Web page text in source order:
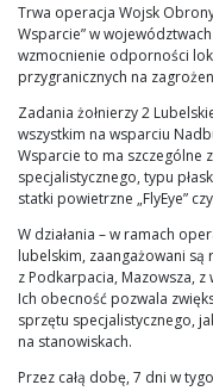
Trwa operacja Wojsk
Wsparcie” w
wzmocnienie odporności
przygranicznych na
Zadania żołnierzy 2
wszystkim na wsparciu
Wsparcie to ma szczególne
specjalistycznego, typu
statki powietrzne „FlyEye”
W działania – w ramach
lubelskim, zaangażowani są
z Podkarpacia, Mazowsza,
Ich obecność pozwala
sprzętu specjalistycznego,
na stanowiskach.
Przez całą dobę, 7 dni w